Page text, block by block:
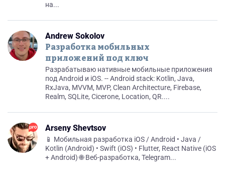
на...
Andrew Sokolov
Разработка мобильных
приложений под ключ
Разрабатываю нативные мобильные приложения
под Android и iOS. -- Android stack: Kotlin, Java,
RxJava, MVVM, MVP, Clean Architecture, Firebase,
Realm, SQLite, Cicerone, Location, QR....
Arseny Shevtsov
📱 Мобильная разработка iOS / Android • Java /
Kotlin (Android) • Swift (iOS) • Flutter, React Native (iOS
+ Android) 🌐 Веб-разработка, Telegram...